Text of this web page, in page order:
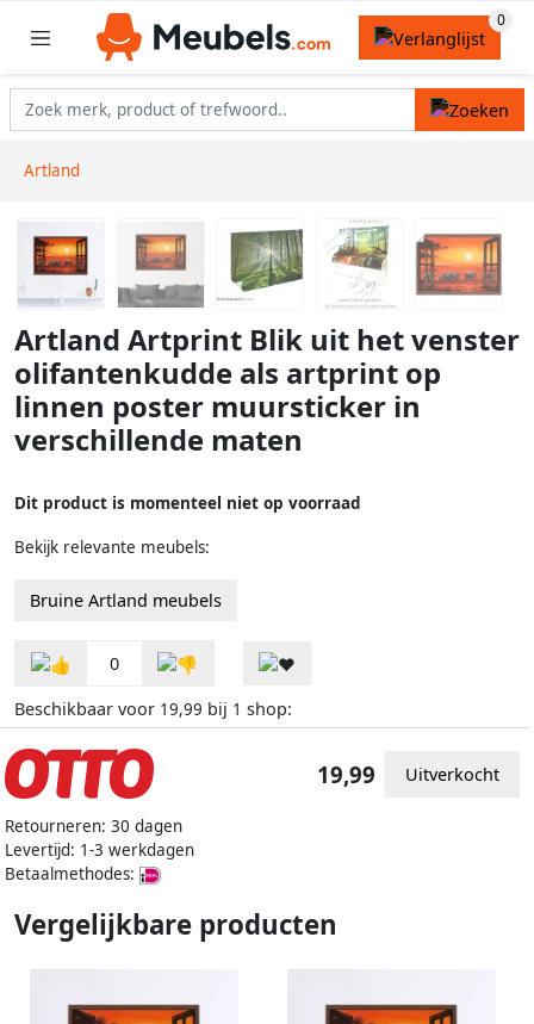
Artland
Artland Artprint Blik uit het venster
olifantenkudde als artprint op
linnen poster muursticker in
verschillende maten
Dit product is momenteel niet op voorraad
Bekijk relevante meubels:
Bruine Artland meubels
0
Beschikbaar voor 19,99 bij 1 shop:
Retourneren: 30 dagen
Levertijd: 1-3 werkdagen
Betaalmethodes:
19,99 Uitverkocht
Vergelijkbare producten